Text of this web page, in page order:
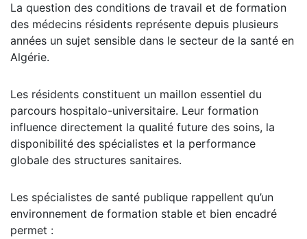
La question des conditions de travail et de formation
des médecins résidents représente depuis plusieurs
années un sujet sensible dans le secteur de la santé en
Algérie.
Les résidents constituent un maillon essentiel du
parcours hospitalo-universitaire. Leur formation
influence directement la qualité future des soins, la
disponibilité des spécialistes et la performance
globale des structures sanitaires.
Les spécialistes de santé publique rappellent qu’un
environnement de formation stable et bien encadré
permet :